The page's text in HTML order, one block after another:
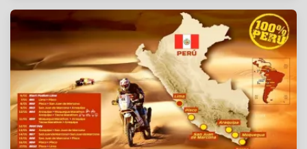
городе Сураттани река Тапи вышла из берегов
и некоторые проспекты оказались под водой.